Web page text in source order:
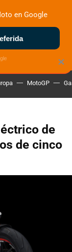
ELÉCTRICAS
MotoGP
de
de cinco
×
en Google